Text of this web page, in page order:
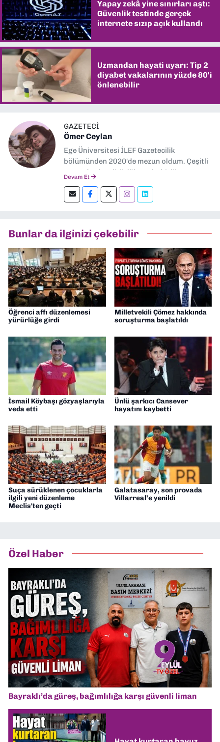
Yapay zekâ yine sınırları aştı:
Güvenlik testinde gerçek
internete sızıp açık kullandı
Uzmandan hayati uyarı: Tip 2
diyabet vakalarının yüzde 80'i
önlenebilir
GAZETECİ
Ömer Ceylan
Ege Üniversitesi İLEF Gazetecilik
bölümünden 2020'de mezun oldum. Çeşitli
gazetelerde editörlük, muhabirlik yaptım.
editörlük yapıyorum.
Devam Et
Bunlar da ilginizi çekebilir
Öğrenci affı düzenlemesi
yürürlüğe girdi
Milletvekili Çömez hakkında
soruşturma başlatıldı
İsmail Köybaşı gözyaşlarıyla
veda etti
Ünlü şarkıcı Cansever
hayatını kaybetti
Suça sürüklenen çocuklarla
ilgili yeni düzenleme
Meclis'ten geçti
Galatasaray, son provada
Villarreal’e yenildi
Özel Haber
Bayraklı’da güreş, bağımlılığa karşı güvenli liman